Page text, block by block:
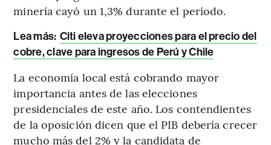
minería cayó un 1,3% durante el período.
Lea más: Citi eleva proyecciones para el precio del
cobre, clave para ingresos de Perú y Chile
La economía local está cobrando mayor
importancia antes de las elecciones
presidenciales de este año. Los contendientes
de la oposición dicen que el PIB debería crecer
mucho más del 2% y la candidata de